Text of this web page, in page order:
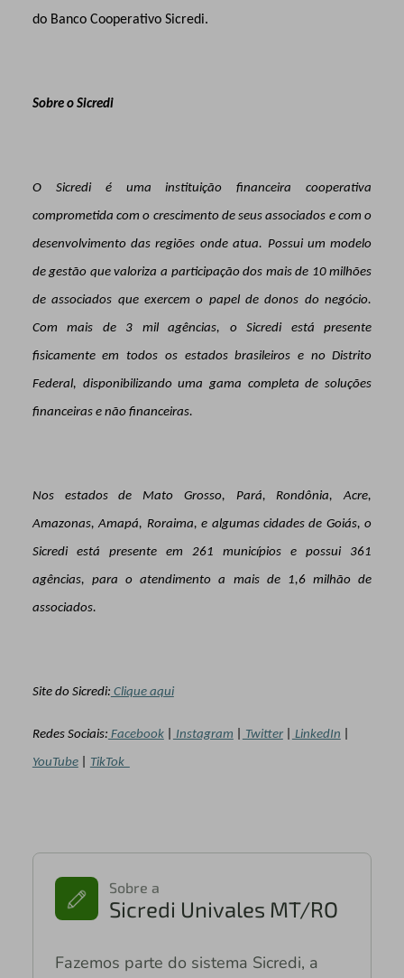
do Banco Cooperativo Sicredi.
Sobre o Sicredi
O Sicredi é uma instituição financeira cooperativa
comprometida com o crescimento de seus associados e com o
desenvolvimento das regiões onde atua. Possui um modelo
de gestão que valoriza a participação dos mais de 10 milhões
de associados que exercem o papel de donos do negócio.
Com mais de 3 mil agências, o Sicredi está presente
fisicamente em todos os estados brasileiros e no Distrito
Federal, disponibilizando uma gama completa de soluções
financeiras e não financeiras.
Nos estados de Mato Grosso, Pará, Rondônia, Acre,
Amazonas, Amapá, Roraima, e algumas cidades de Goiás, o
Sicredi está presente em 261 municípios e possui 361
agências, para o atendimento a mais de 1,6 milhão de
associados.
Site do Sicredi: Clique aqui
Redes Sociais: Facebook| Instagram Twitter| LinkedIn
YouTube| TikTok
Sobre a
Sicredi Univales MT/RO
Fazemos parte do sistema Sicredi, a